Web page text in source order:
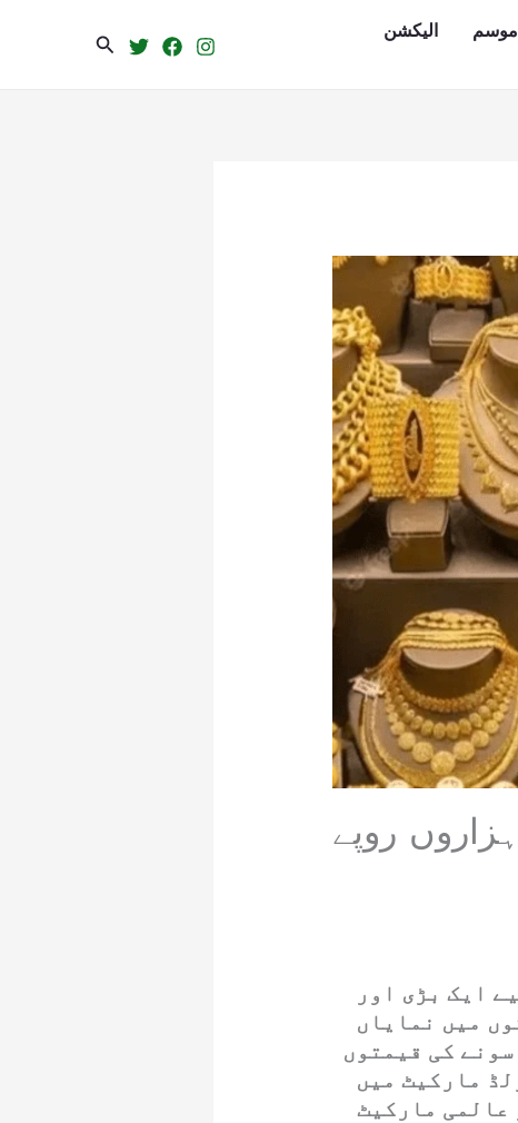
موسم
الیکشن
Search
روپے
ایک بڑی اور
میں نمایاں
کی قیمتوں
مارکیٹ میں
عالمی مارکیٹ